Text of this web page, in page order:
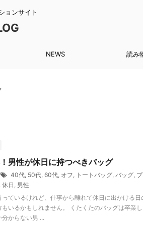
ョンサイト
NEWS 読み
男性が休日に持つべきバッグ
40代, 50代, 60代, オフ, トートバッグ, バッグ,
, 休日 , 男性
ているけれど、仕事から離れて休日に出かける
いるかもしれません。 くたくたのバッグは卒業
からない男 ...